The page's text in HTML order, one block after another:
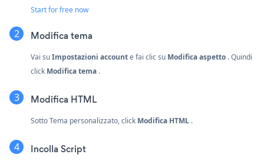
Start for free now
Modifica tema
Vai suImpostazioni accounte fai clic su Modifica aspetto . Quindi
click Modifica tema .
Modifica HTML
Sotto Tema personalizzato, click Modifica HTML .
Incolla Script